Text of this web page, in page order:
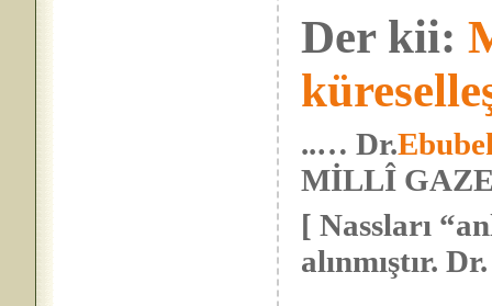
Der kii:
..… Dr.
MİLLÎ
[ Nassları
alınmıştır.